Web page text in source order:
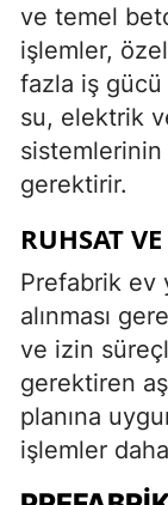
ve temel
işlemler,
fazla iş gücü
su, elektrik
sistemlerinin
gerektirir.
RUHSAT
Prefabrik ev
alınması
ve izin
gerektiren
planına
işlemler